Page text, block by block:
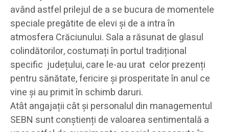
având astfel prilejul de a se bucura de momentele
speciale pregătite de elevi și de a intra în
atmosfera Crăciunului. Sala a răsunat de glasul
colindătorilor, costumați în portul tradițional
specific județului, care le-au urat celor prezenți
pentru sănătate, fericire și prosperitate în anul ce
vine și au primit în schimb daruri.
Atât angajații cât și personalul din managementul
SEBN sunt conștienți de valoarea sentimentală a